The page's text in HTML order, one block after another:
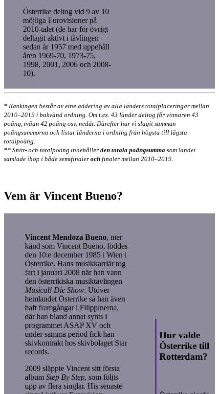
Österrike deltog vid 9 av 10
möjliga Eurovisioner på
2010-talet (de har för övrigt
deltagit aktivt i tävlingen
sedan år 1957 med uppehåll
åren 1969-70, 1973-75,
1998, 2001, 2006 och 2008-
10).
* Rankingen består av eine addering av alla länders totalplaceringar mellan
2010–2019 i bakvänd ordning. Om t.ex. 43 länder deltog får vinnaren 43
poäng, tvåan 42 poäng osv. nedåt. Därefter har vi slagit samman
poängsummorna och listar länderna i ordning från högsta till lägsta
totalpoäng.
** Snitt- och totalpoäng innehåller den totala poängsumma som landet
samlade ihop i både semifinaler och finaler mellan 2010–2019.
Vem är Vincent Bueno?
Vincent Mendoza Bueno, mer
känd som Vincent Bueno, föddes
den 10:e december 1985 i Wien i
Österrike. Hans musikkarriär tog
fart i januari 2008 när han vann
den österrikiska musiktävlingen
Musical! Die Show. Utöver
hemlandet Österrike så han även
haft framgångar i Filippinerna,
där han bland annat synts i
programmet ASAP XV och
under samma period fick han
skivkontrakt hos skivbolaget Star
records.
2009 släppte Vincent sitt första
album Step By Step, som följts
upp av flera singlar. His senaste
Hur valde
Österrike till
Rotterdam?